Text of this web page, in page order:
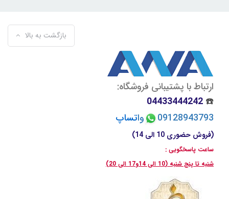
بازگشت به بالا
ارتباط با پشتیبانی فروشگاه:
☎️
04433444242
09128943793
واتساپ
(فروش حضوری 10 الی 14)
ساعت پاسخگویی :
شنبه تا پنج شنبه (10 الی 14و17 الی 20)